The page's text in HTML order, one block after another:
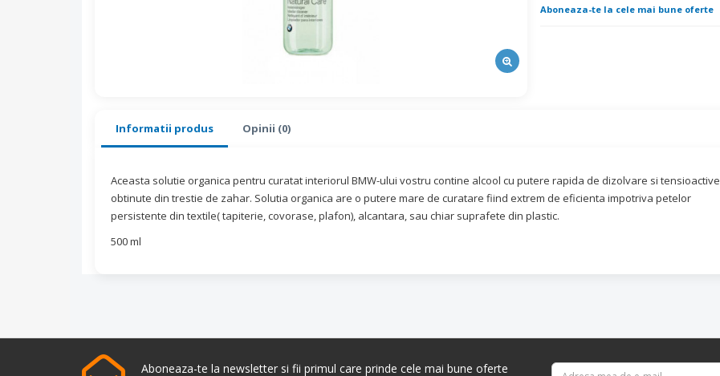
Aboneaza-te la cele mai bune oferte
Informatii produs Opinii (0)
Aceasta solutie organica pentru curatat interiorul BMW-ului vostru contine alcool cu putere rapida de dizolvare si tensioactive
obtinute din trestie de zahar. Solutia organica are o putere mare de curatare fiind extrem de eficienta impotriva petelor
persistente din textile( tapiterie, covorase, plafon), alcantara, sau chiar suprafete din plastic.
500 ml
Aboneaza-te la newsletter si fii primul care prinde cele mai bune oferte